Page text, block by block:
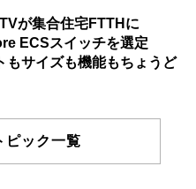
が集合住宅FTTHに
ECSスイッチを選定
もサイズも機能もちょうど
ピック一覧